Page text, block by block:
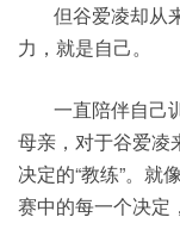
但谷爱凌却从
力，就是自己。
一直陪伴自己
母亲，对于谷爱凌
决定的“教练”。就
赛中的每一个决定